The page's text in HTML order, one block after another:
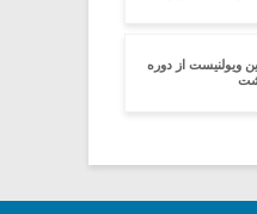
ویولنیست از دوره